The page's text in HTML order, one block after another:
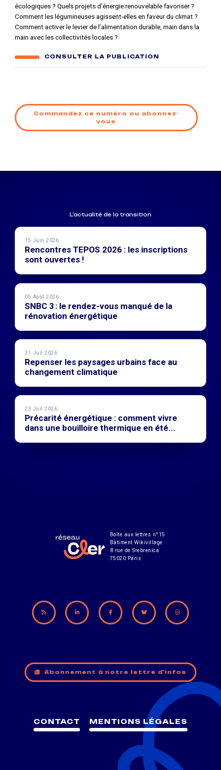
écologiques ? Quels projets d’énergie renouvelable favoriser ?
Comment les légumineuses agissent-elles en faveur du climat ?
Comment activer le levier de l’alimentation durable, main dans la
main avec les collectivités locales ?
CONSULTER LA PUBLICATION
Commandez ce numéro ou abonnez-
vous
L'actualité de la transition
15 Juin 2026
Rencontres TEPOS 2026 : les inscriptions
sont ouvertes !
05 Août 2026
SNBC 3 : le rendez-vous manqué de la
rénovation énergétique
31 Juil 2026
Repenser les paysages urbains face au
changement climatique
23 Juil 2026
Précarité énergétique : comment vivre
dans une bouilloire thermique en été...
Boîte aux lettres n°15
Bâtiment Wikivillage
8 rue de Srebrenica
75020 Paris
Abonnement à notre lettre d'infos
CONTACT MENTIONS LÉGALES